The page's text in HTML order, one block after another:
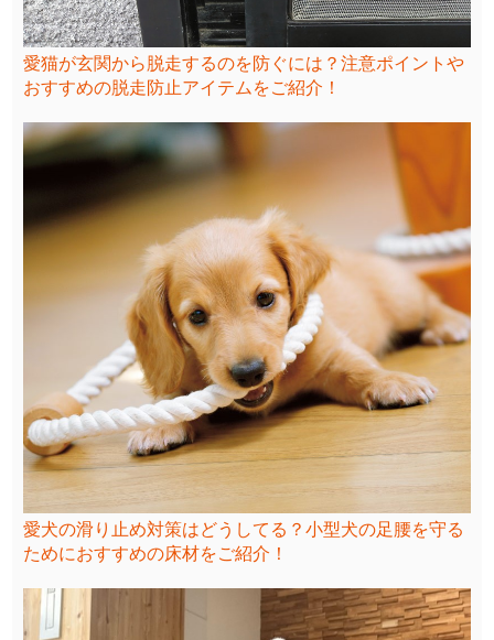
愛猫が玄関から脱走するのを防ぐには？注意ポイントや
おすすめの脱走防止アイテムをご紹介！
愛犬の滑り止め対策はどうしてる？小型犬の足腰を守る
ためにおすすめの床材をご紹介！